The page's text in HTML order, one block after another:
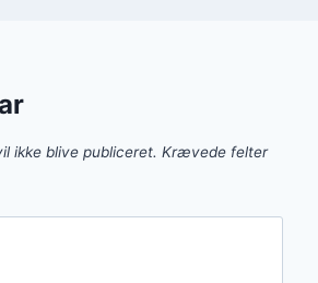
ikke blive publiceret. Krævede felter